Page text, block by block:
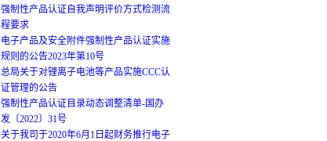
强制性产品认证自我声明评价方式检测流
程要求
电子产品及安全附件强制性产品认证实施
规则的公告2023年第10号
总局关于对锂离子电池等产品实施CCC认
证管理的公告
强制性产品认证目录动态调整清单-国办
发〔2022〕31号
关于我司于2020年6月1日起财务推行电子